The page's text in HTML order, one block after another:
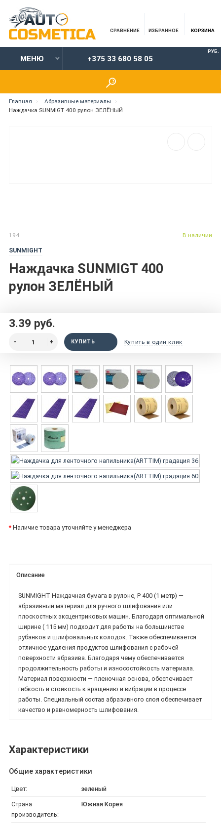
СРАВНЕНИЕ ИЗБРАННОЕ КОРЗИНА
МЕНЮ +375 33 680 58 05
РУБ.
Главная
Абразивные материалы
Наждачка SUNMIGT 400 рулон ЗЕЛЁНЫЙ
194
SUNMIGHT
Наждачка SUNMIGT 400
рулон ЗЕЛЁНЫЙ
В наличии
3.39 руб.
КУПИТЬ Купить в один клик
* Наличие товара уточняйте у менеджера
Описание
SUNMIGHT Наждачная бумага в рулоне, P 400 (1 метр) —
абразивный материал для ручного шлифования или
плоскостных эксцентриковых машин. Благодаря оптимальной
ширине ( 115 мм) подходит для работы на большинстве
рубанков и шлифовальных колодок. Также обеспечивается
отличное удаления продуктов шлифования с рабочей
поверхности абразива. Благодаря чему обеспечивается
продолжительность работы и износостойкость материала.
Материал поверхности — пленочная основа, обеспечивает
гибкость и стойкость к вращению и вибрации в процессе
работы. Специальный состав абразивного слоя обеспечивает
качество и равномерность шлифования.
Характеристики
Общие характеристики
Цвет: зеленый
Страна
производитель:
Южная Корея